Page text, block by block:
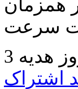
همزمان
سرعت
هدیه
اشتراک